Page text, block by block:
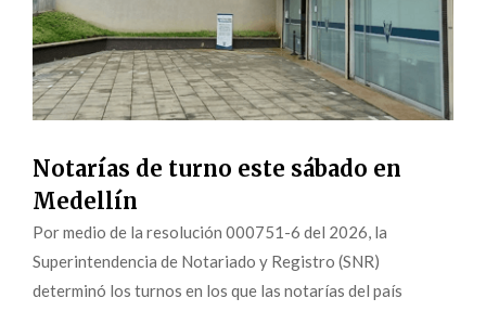
Notarías de turno este sábado en
Medellín
Por medio de la resolución 000751-6 del 2026, la
Superintendencia de Notariado y Registro (SNR)
determinó los turnos en los que las notarías del país